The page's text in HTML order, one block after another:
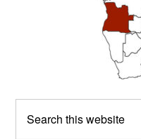
this